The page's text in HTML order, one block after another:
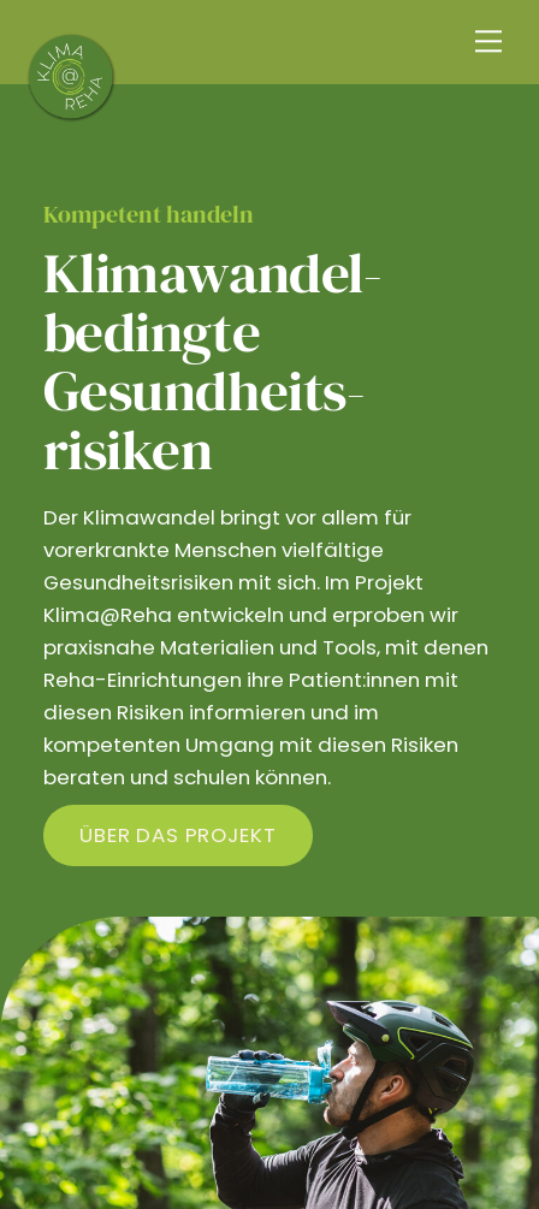
content
Kompetent handeln
Klimawandel­
bedingte
Gesundheits­
risiken
Der Klimawandel bringt vor allem für
vorerkrankte Menschen vielfältige
Gesundheitsrisiken mit sich. Im Projekt
Klima@Reha entwickeln und erproben wir
praxisnahe Materialien und Tools, mit denen
Reha-Einrichtungen ihre Patient:innen mit
diesen Risiken informieren und im
kompetenten Umgang mit diesen Risiken
beraten und schulen können.
ÜBER DAS PROJEKT